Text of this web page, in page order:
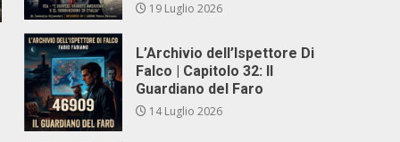
19 Luglio 2026
L’Archivio dell’Ispettore Di
Falco | Capitolo 32: Il
Guardiano del Faro
14 Luglio 2026